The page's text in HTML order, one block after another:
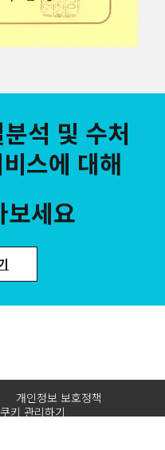
석 및 수처
스에 대해
보세요
개인정보 보호정책
키 관리하기